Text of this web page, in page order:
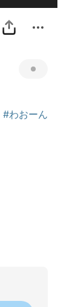
#わおーん